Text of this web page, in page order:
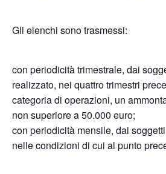
Gli elenchi sono trasmessi:
con periodicità trimestrale, dai
realizzato, nei quattro trimestri
categoria di operazioni, un
non superiore a 50.000 euro;
con periodicità mensile, dai
nelle condizioni di cui al punto